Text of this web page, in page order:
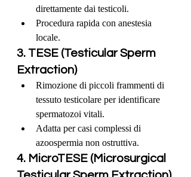
direttamente dai testicoli.
Procedura rapida con anestesia
locale.
3. TESE (Testicular Sperm
Extraction)
Rimozione di piccoli frammenti di
tessuto testicolare per identificare
spermatozoi vitali.
Adatta per casi complessi di
azoospermia non ostruttiva.
4. MicroTESE (Microsurgical